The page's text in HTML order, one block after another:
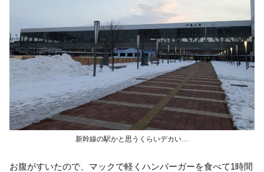
新幹線の駅かと思うくらいデカい…
お腹がすいたので、マックで軽くハンバーガーを食べて1時間